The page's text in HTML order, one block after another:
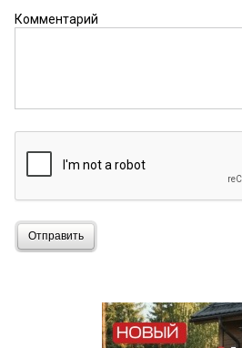
Комментарий
Отправить